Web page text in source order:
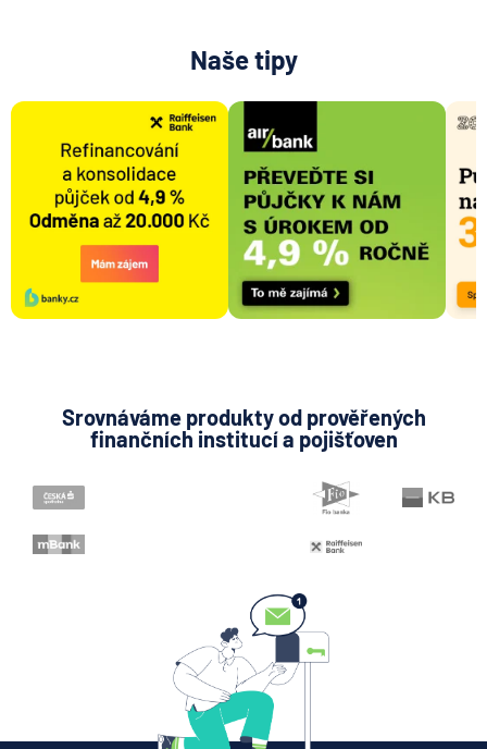
Systémově významná banka
Zpoždění splátky
Mobilní bankovnictví
Internetové bankovnictví - internetbanking
Pobočka zahraniční banky
Zastoupení zahraniční banky
Konstantní symbol
Variabilní symbol
Naše tipy
Srovnáváme produkty od prověřených
finančních institucí a pojišťoven